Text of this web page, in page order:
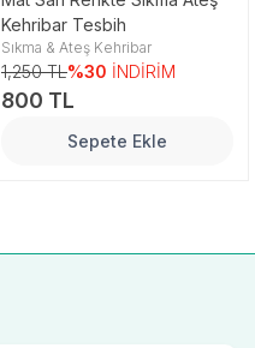
Kehribar Tesbih
Sıkma & Ateş Kehribar
1,250 TL%30 İNDİRİM
800 TL
Sepete Ekle